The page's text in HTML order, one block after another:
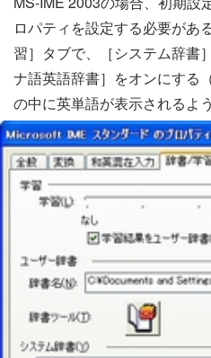
ロパティを設定する必要があ
習］タブで、［システム辞
ナ語英語辞書］をオンにする
の中に英単語が表示されるよ